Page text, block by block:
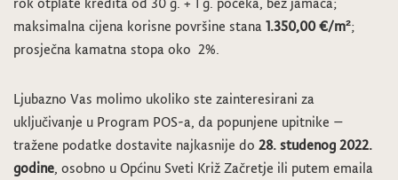
maksimalna cijena korisne površine stana 1.350,00 €/m²;
prosječna kamatna stopa oko 2%.
Ljubazno Vas molimo ukoliko ste zainteresirani za
uključivanje u Program POS-a, da popunjene upitnike –
tražene podatke dostavite najkasnije do 28. studenog 2022.
godine, osobno u Općinu Sveti Križ Začretje ili putem emaila